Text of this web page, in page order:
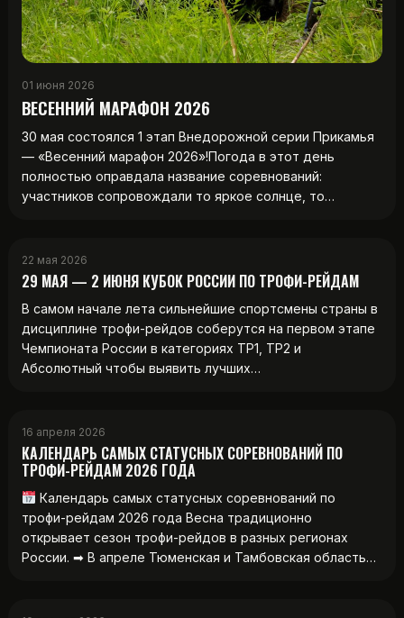
01 июня 2026
ВЕСЕННИЙ МАРАФОН 2026
30 мая состоялся 1 этап Внедорожной серии Прикамья
— «Весенний марафон 2026»!Погода в этот день
полностью оправдала название соревнований:
участников сопровождали то яркое солнце, то…
22 мая 2026
29 МАЯ — 2 ИЮНЯ КУБОК РОССИИ ПО ТРОФИ-РЕЙДАМ
В самом начале лета сильнейшие спортсмены страны в
дисциплине трофи-рейдов соберутся на первом этапе
Чемпионата России в категориях ТР1, ТР2 и
Абсолютный чтобы выявить лучших…
16 апреля 2026
КАЛЕНДАРЬ САМЫХ СТАТУСНЫХ СОРЕВНОВАНИЙ ПО
ТРОФИ-РЕЙДАМ 2026 ГОДА
Календарь самых статусных соревнований по
трофи-рейдам 2026 года Весна традиционно
открывает сезон трофи-рейдов в разных регионах
России. ➡ В апреле Тюменская и Тамбовская область…